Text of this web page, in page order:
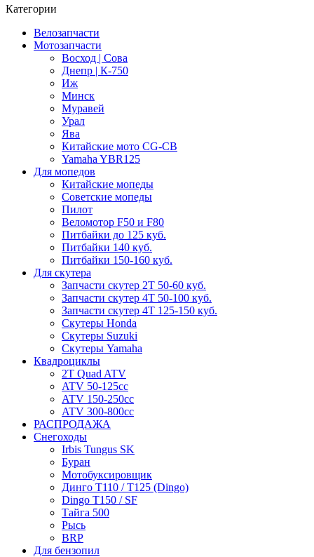
Категории
Велозапчасти
Мотозапчасти
Восход | Сова
Днепр | К-750
Иж
Минск
Муравей
Урал
Ява
Китайские мото CG-CB
Yamaha YBR125
Для мопедов
Китайские мопеды
Советские мопеды
Пилот
Веломотор F50 и F80
Питбайки до 125 куб.
Питбайки 140 куб.
Питбайки 150-160 куб.
Для скутера
Запчасти скутер 2Т 50-60 куб.
Запчасти скутер 4Т 50-100 куб.
Запчасти скутер 4Т 125-150 куб.
Скутеры Honda
Скутеры Suzuki
Скутеры Yamaha
Квадроциклы
2T Quad ATV
ATV 50-125cc
ATV 150-250cc
ATV 300-800cc
РАСПРОДАЖА
Снегоходы
Irbis Tungus SK
Буран
Мотобуксировщик
Динго T110 / T125 (Dingo)
Dingo T150 / SF
Тайга 500
Рысь
BRP
Для бензопил